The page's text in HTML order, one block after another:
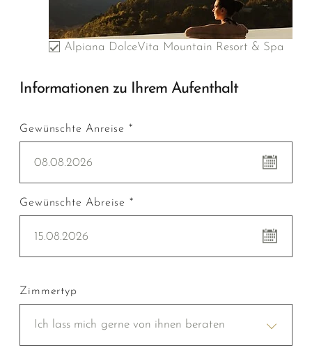
Alpiana DolceVita Mountain Resort & Spa
Informationen zu Ihrem Aufenthalt
Gewünschte Anreise *
08.08.2026
Gewünschte Abreise *
15.08.2026
Zimmertyp
Ich lass mich gerne von ihnen beraten